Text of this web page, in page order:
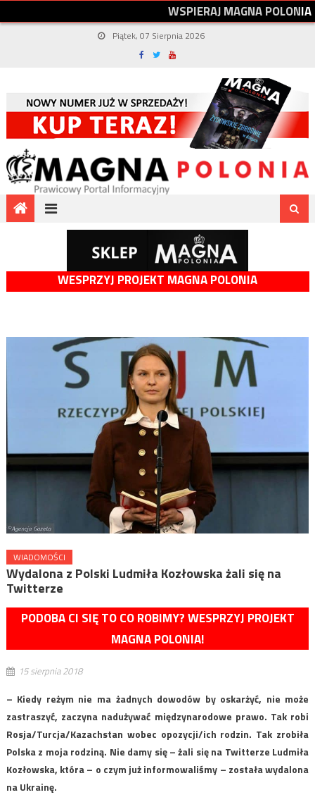
WSPIERAJMAGNAPOLONIA
Piątek, 07 Sierpnia 2026
WESPRZYJ PROJEKT MAGNA POLONIA
WIADOMOŚCI
Wydalona z Polski Ludmiła Kozłowska żali się na
Twitterze
PODOBA CI SIĘ TO CO ROBIMY? WESPRZYJ PROJEKT
MAGNA POLONIA!
15 sierpnia 2018
– Kiedy reżym nie ma żadnych dowodów by oskarżyć, nie może
zastraszyć, zaczyna nadużywać międzynarodowe prawo. Tak robi
Rosja/Turcja/Kazachstan wobec opozycji/ich rodzin. Tak zrobiła
Polska z moja rodziną. Nie damy się – żali się na Twitterze Ludmiła
Kozłowska, która – o czym już informowaliśmy – została wydalona
na Ukrainę.